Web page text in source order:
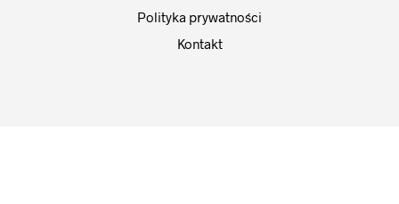
Polityka prywatności
Kontakt